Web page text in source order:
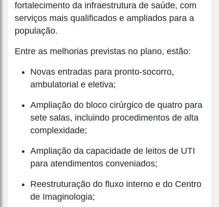
fortalecimento da infraestrutura de saúde, com
serviços mais qualificados e ampliados para a
população.
Entre as melhorias previstas no plano, estão:
Novas entradas para pronto-socorro,
ambulatorial e eletiva;
Ampliação do bloco cirúrgico de quatro para
sete salas, incluindo procedimentos de alta
complexidade;
Ampliação da capacidade de leitos de UTI
para atendimentos conveniados;
Reestruturação do fluxo interno e do Centro
de Imaginologia;